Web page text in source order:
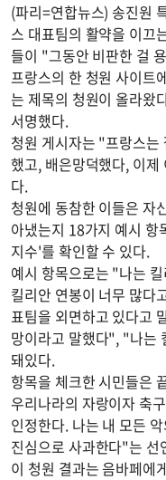
(파리=연합뉴스) 송진원
스 대표팀의 활약을 이끄
들이 "그동안 비판한 걸
프랑스의 한 청원 사이트
는 제목의 청원이 올라왔
서명했다.
청원 게시자는 "프랑스는
했고, 배은망덕했다, 이
다.
청원에 동참한 이들은 자
아냈는지 18가지 예시 항
지수'를 확인할 수 있다.
예시 항목으로는 "나는
킬리안 연봉이 너무 많다
표팀을 외면하고 있다고
망이라고 말했다", "나는
돼있다.
항목을 체크한 시민들은
우리나라의 자랑이자 축
인정한다. 나는 내 모든
진심으로 사과한다"는 선
이 청원 결과는 음바페에